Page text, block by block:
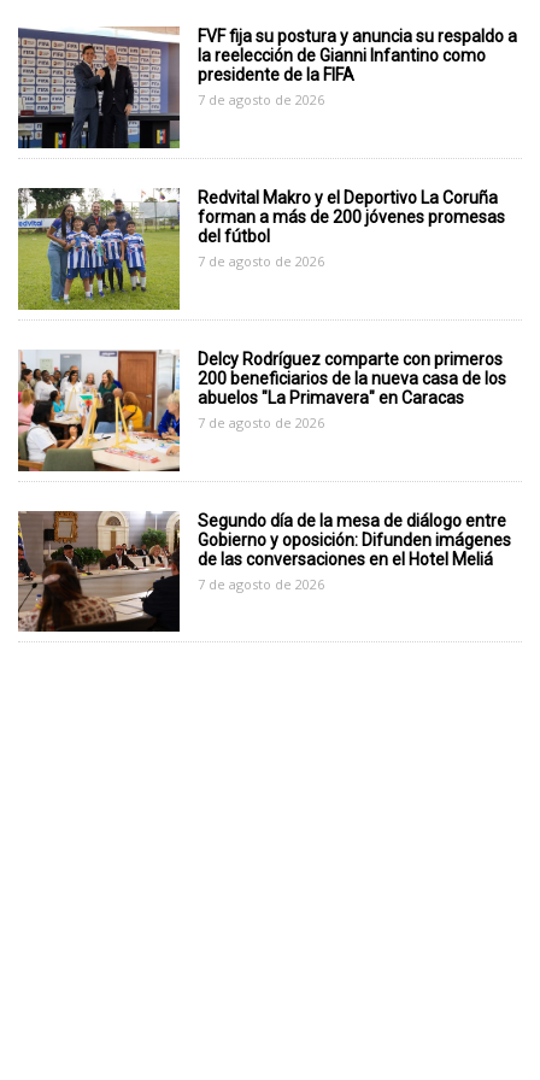
FVF fija su postura y anuncia su respaldo a
la reelección de Gianni Infantino como
presidente de la FIFA
7 de agosto de 2026
Redvital Makro y el Deportivo La Coruña
forman a más de 200 jóvenes promesas
del fútbol
7 de agosto de 2026
Delcy Rodríguez comparte con primeros
200 beneficiarios de la nueva casa de los
abuelos "La Primavera" en Caracas
7 de agosto de 2026
Segundo día de la mesa de diálogo entre
Gobierno y oposición: Difunden imágenes
de las conversaciones en el Hotel Meliá
7 de agosto de 2026